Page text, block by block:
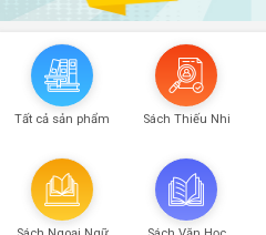
Tất cả sản phẩm Sách Thiếu Nhi